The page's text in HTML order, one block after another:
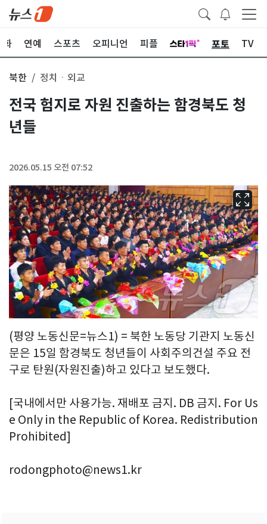
화 연예 스포츠 오피니언 피플 포토 TV
북한 정치ㆍ외교
전국 험지로 자원 진출하는 함경북도 청
년들
2026.05.15 오전 07:52
(평양 노동신문=뉴스1) = 북한 노동당 기관지 노동신
문은 15일 함경북도 청년들이 사회주의건설 주요 전
구로 탄원(자원진출)하고 있다고 보도했다.
[국내에서만 사용가능. 재배포 금지. DB 금지. For Us
e Only in the Republic of Korea. Redistribution
Prohibited]
rodongphoto@news1.kr